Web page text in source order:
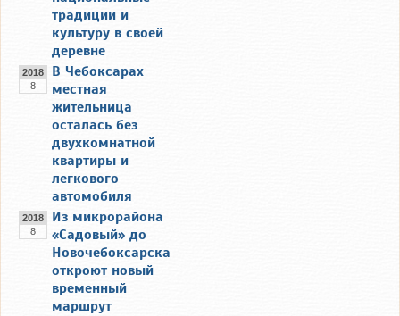
традиции и
культуру в своей
деревне
2018
8
В Чебоксарах
местная
жительница
осталась без
двухкомнатной
квартиры и
легкового
автомобиля
2018
8
Из микрорайона
«Садовый» до
Новочебоксарска
откроют новый
временный
маршрут